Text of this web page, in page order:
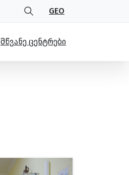
GEO
ᲛᲬᲕᲐᲜᲔ ᲪᲔᲜᲢᲠᲔᲑᲘ